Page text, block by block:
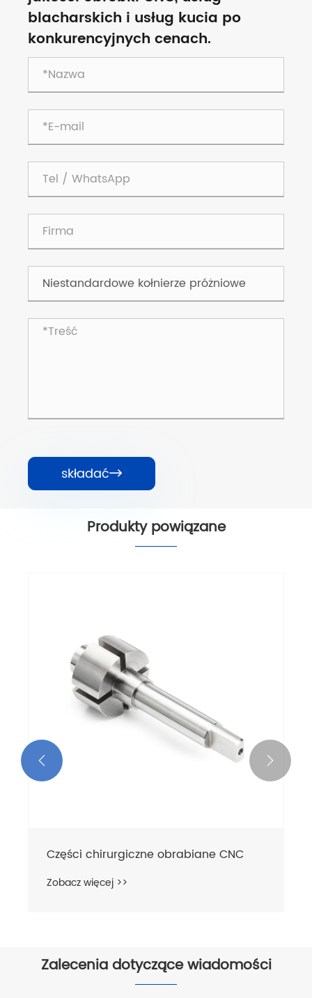
blacharskich i usług kucia po
konkurencyjnych cenach.
składać
Produkty powiązane
Części chirurgiczne obrabiane CNC
Zobacz więcej >>
 
Zalecenia dotyczące wiadomości